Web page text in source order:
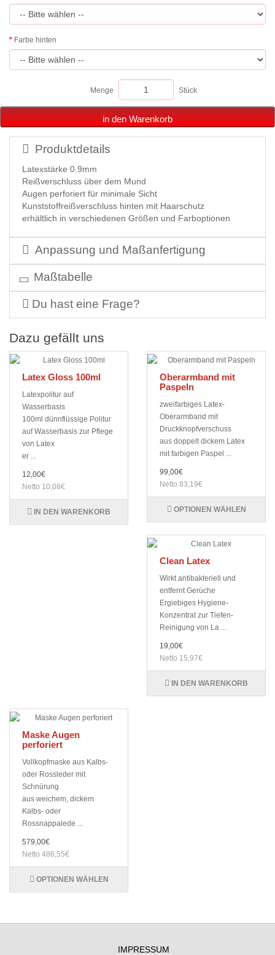
Farbe hinten
Menge Stück
in den Warenkorb
Produktdetails
Latexstärke 0.9mm
Reißverschluss über dem Mund
Augen perforiert für minimale Sicht
Kunststoffreißverschluss hinten mit Haarschutz
erhältlich in verschiedenen Größen und Farboptionen
Anpassung und Maßanfertigung
Maßtabelle
Du hast eine Frage?
Dazu gefällt uns
Latex Gloss 100ml
Latexpolitur auf
Wasserbasis
100ml dünnflüssige Politur
auf Wasserbasis zur Pflege
von Latex
er ...
12,00€
Netto 10,08€
IN DEN WARENKORB
Oberarmband mit
Paspeln
zweifarbiges Latex-
Oberarmband mit
Druckknopfverschuss
aus doppelt dickem Latex
mit farbigen Paspel ...
99,00€
Netto 83,19€
OPTIONEN WÄHLEN
Clean Latex
Wirkt antibakteriell und
entfernt Gerüche
Ergiebiges Hygiene-
Konzentrat zur Tiefen-
Reinigung von La ...
19,00€
Netto 15,97€
IN DEN WARENKORB
Maske Augen
perforiert
Vollkopfmaske aus Kalbs-
oder Rossleder mit
Schnürung
aus weichem, dickem
Kalbs- oder
Rossnappalede ...
579,00€
Netto 486,55€
OPTIONEN WÄHLEN
IMPRESSUM